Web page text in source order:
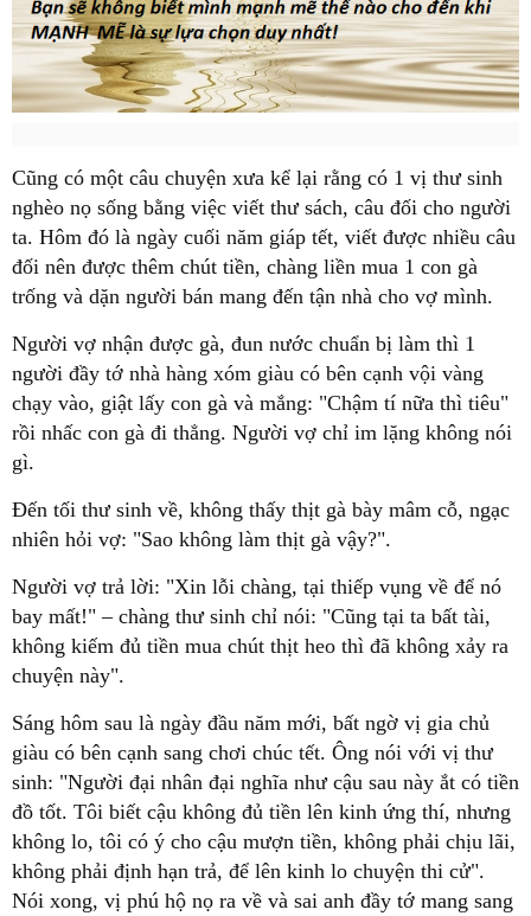
Cũng có một câu chuyện xưa kể lại rằng có 1 vị thư sinh
nghèo nọ sống bằng việc viết thư sách, câu đối cho người
ta. Hôm đó là ngày cuối năm giáp tết, viết được nhiều câu
đối nên được thêm chút tiền, chàng liền mua 1 con gà
trống và dặn người bán mang đến tận nhà cho vợ mình.
Người vợ nhận được gà, đun nước chuẩn bị làm thì 1
người đầy tớ nhà hàng xóm giàu có bên cạnh vội vàng
chạy vào, giật lấy con gà và mắng: "Chậm tí nữa thì tiêu"
rồi nhấc con gà đi thẳng. Người vợ chỉ im lặng không nói
gì.
Đến tối thư sinh về, không thấy thịt gà bày mâm cỗ, ngạc
nhiên hỏi vợ: "Sao không làm thịt gà vậy?".
Người vợ trả lời: "Xin lỗi chàng, tại thiếp vụng về để nó
bay mất!" – chàng thư sinh chỉ nói: "Cũng tại ta bất tài,
không kiếm đủ tiền mua chút thịt heo thì đã không xảy ra
chuyện này".
Sáng hôm sau là ngày đầu năm mới, bất ngờ vị gia chủ
giàu có bên cạnh sang chơi chúc tết. Ông nói với vị thư
sinh: "Người đại nhân đại nghĩa như cậu sau này ắt có tiền
đồ tốt. Tôi biết cậu không đủ tiền lên kinh ứng thí, nhưng
không lo, tôi có ý cho cậu mượn tiền, không phải chịu lãi,
không phải định hạn trả, để lên kinh lo chuyện thi cử".
Nói xong, vị phú hộ nọ ra về và sai anh đầy tớ mang sang